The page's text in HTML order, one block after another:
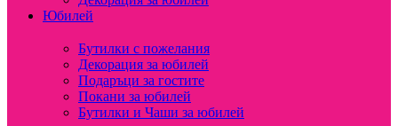
Юбилей
Бутилки с пожелания
Декорация за юбилей
Подаръци за гостите
Покани за юбилей
Бутилки и Чаши за юбилей